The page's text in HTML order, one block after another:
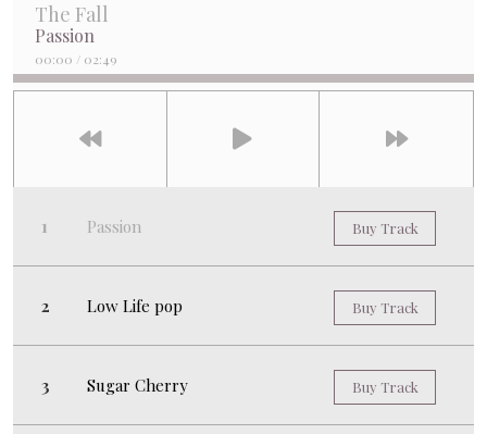
Buy Track
Passion
Buy Track
Low Life pop
Buy Track
Sugar Cherry
The Fall
Passion
00:00 / 02:49